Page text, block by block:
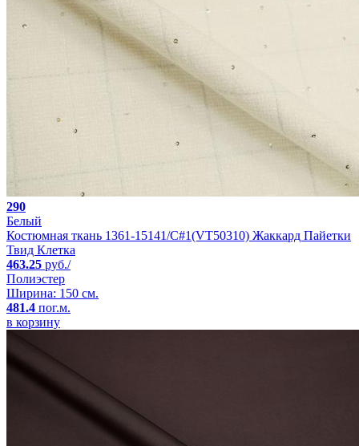
290
Белый
Костюмная ткань 1361-15141/C#1(VT50310) Жаккард Пайетки
Твид Клетка
463.25 руб./
Полиэстер
Ширина: 150 см.
481.4 пог.м.
в корзину